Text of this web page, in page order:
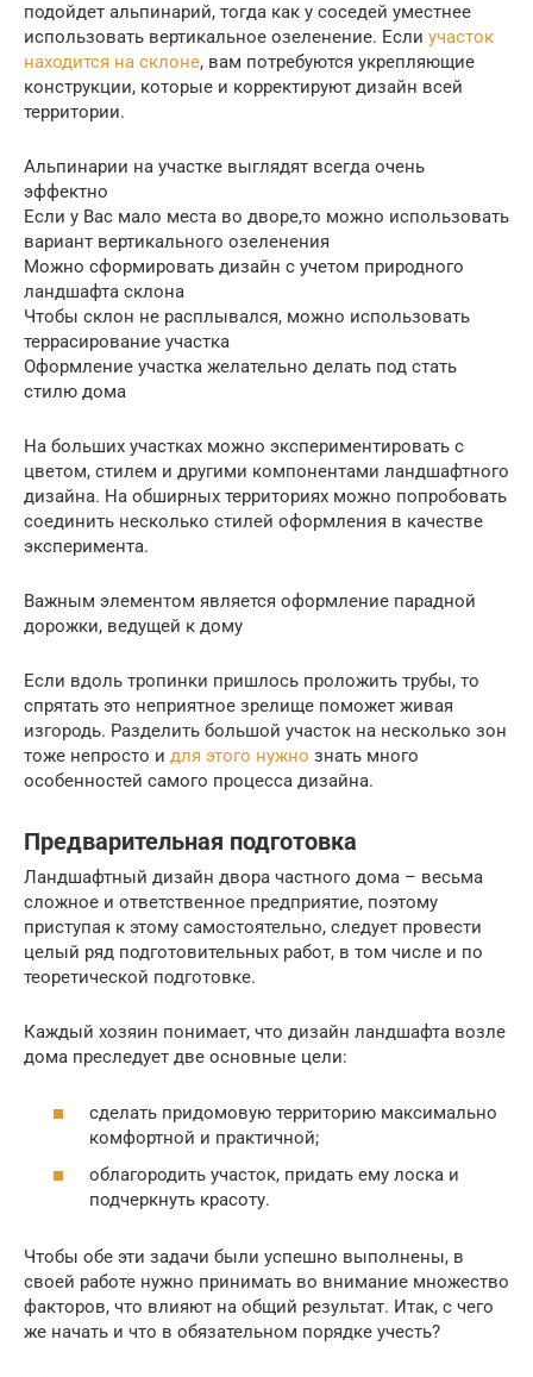
подойдет альпинарий, тогда как у соседей уместнее
использовать вертикальное озеленение. Если участок
находится на склоне, вам потребуются укрепляющие
конструкции, которые и корректируют дизайн всей
территории.
Альпинарии на участке выглядят всегда очень
эффектно
Если у Вас мало места во дворе,то можно использовать
вариант вертикального озеленения
Можно сформировать дизайн с учетом природного
ландшафта склона
Чтобы склон не расплывался, можно использовать
террасирование участка
Оформление участка желательно делать под стать
стилю дома
На больших участках можно экспериментировать с
цветом, стилем и другими компонентами ландшафтного
дизайна. На обширных территориях можно попробовать
соединить несколько стилей оформления в качестве
эксперимента.
Важным элементом является оформление парадной
дорожки, ведущей к дому
Если вдоль тропинки пришлось проложить трубы, то
спрятать это неприятное зрелище поможет живая
изгородь. Разделить большой участок на несколько зон
тоже непросто и для этого нужно знать много
особенностей самого процесса дизайна.
Предварительная подготовка
Ландшафтный дизайн двора частного дома – весьма
сложное и ответственное предприятие, поэтому
приступая к этому самостоятельно, следует провести
целый ряд подготовительных работ, в том числе и по
теоретической подготовке.
Каждый хозяин понимает, что дизайн ландшафта возле
дома преследует две основные цели:
сделать придомовую территорию максимально
комфортной и практичной;
облагородить участок, придать ему лоска и
подчеркнуть красоту.
Чтобы обе эти задачи были успешно выполнены, в
своей работе нужно принимать во внимание множество
факторов, что влияют на общий результат. Итак, с чего
же начать и что в обязательном порядке учесть?